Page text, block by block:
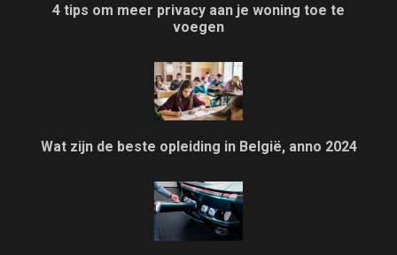
4 tips om meer privacy aan je woning toe te
voegen
Wat zijn de beste opleiding in België, anno 2024